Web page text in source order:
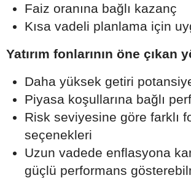
Faiz oranına bağlı kazanç
Kısa vadeli planlama için
Yatırım fonlarının öne çıkan
Daha yüksek getiri
Piyasa koşullarına bağlı
Risk seviyesine göre farklı
seçenekleri
Uzun vadede enflasyona
güçlü performans